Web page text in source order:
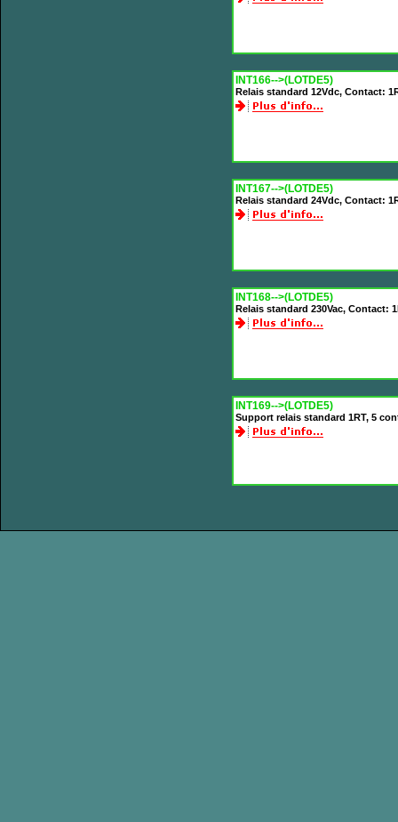
INT166-->(LOTDE5)
Relais standard 12Vdc, Contact:
INT167-->(LOTDE5)
Relais standard 24Vdc, Contact:
INT168-->(LOTDE5)
Relais standard 230Vac, Contact:
INT169-->(LOTDE5)
Support relais standard 1RT, 5